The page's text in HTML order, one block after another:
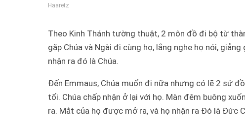
Haaretz
Theo Kinh Thánh tường thuật, 2 môn đồ đi bộ từ
gặp Chúa và Ngài đi cùng họ, lắng nghe họ nói,
nhận ra đó là Chúa.
Đến Emmaus, Chúa muốn đi nữa nhưng có lẽ 2 sứ
tối. Chúa chấp nhận ở lại với họ. Màn đêm buông
ra. Mắt của họ được mở ra, và họ nhận ra Đó là Đức